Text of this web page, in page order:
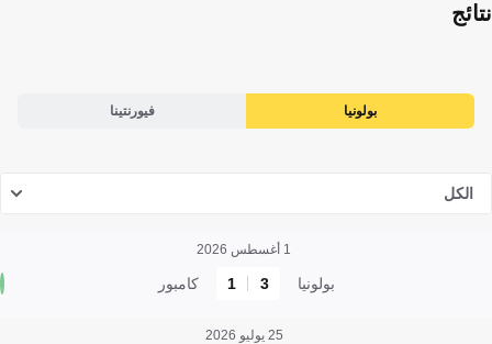
نتائج
بولونيا فيورنتينا
الكل
1 أغسطس 2026
بولونيا 3
1 كامبور
25 يوليو 2026